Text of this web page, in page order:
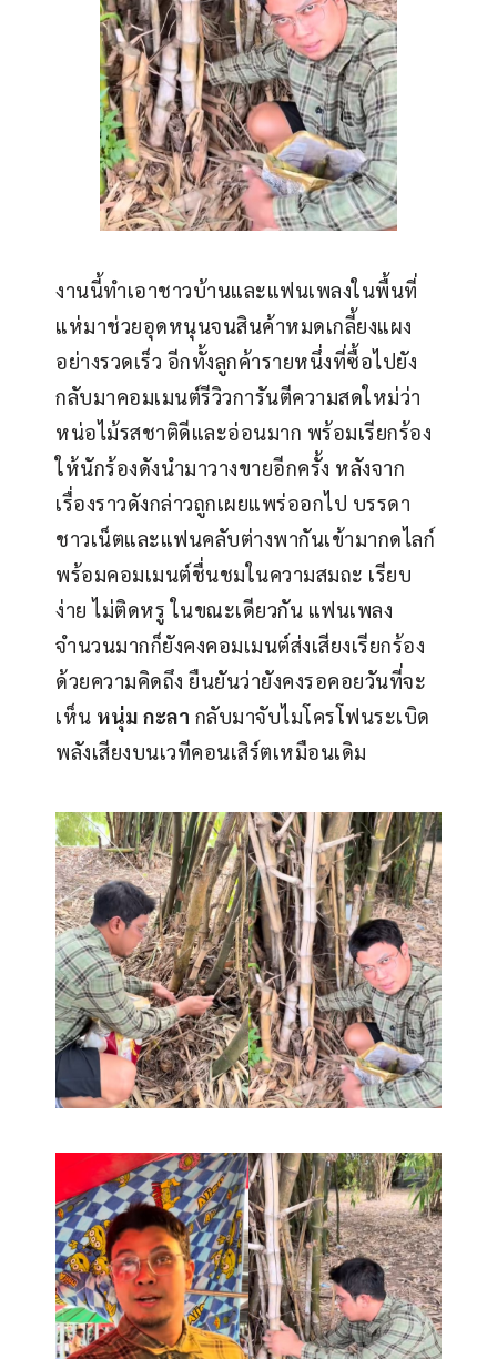
งานนี้ทำเอาชาวบ้านและแฟนเพลงในพื้นที่
แห่มาช่วยอุดหนุนจนสินค้าหมดเกลี้ยงแผง
อย่างรวดเร็ว อีกทั้งลูกค้ารายหนึ่งที่ซื้อไปยัง
กลับมาคอมเมนต์รีวิวการันตีความสดใหม่ว่า
หน่อไม้รสชาติดีและอ่อนมาก พร้อมเรียกร้อง
ให้นักร้องดังนำมาวางขายอีกครั้ง หลังจาก
เรื่องราวดังกล่าวถูกเผยแพร่ออกไป บรรดา
ชาวเน็ตและแฟนคลับต่างพากันเข้ามากดไลก์
พร้อมคอมเมนต์ชื่นชมในความสมถะ เรียบ
ง่าย ไม่ติดหรู ในขณะเดียวกัน แฟนเพลง
จำนวนมากก็ยังคงคอมเมนต์ส่งเสียงเรียกร้อง
ด้วยความคิดถึง ยืนยันว่ายังคงรอคอยวันที่จะ
เห็น หนุ่ม กะลา กลับมาจับไมโครโฟนระเบิด
พลังเสียงบนเวทีคอนเสิร์ตเหมือนเดิม